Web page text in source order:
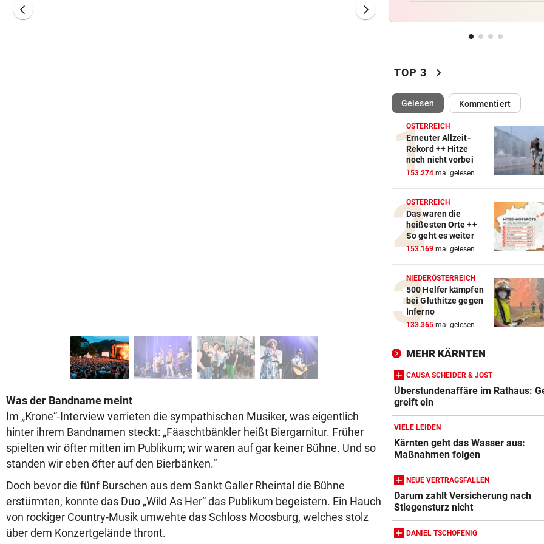
Was der Bandname meint
Im „Krone“-Interview verrieten die sympathischen Musiker, was eigentlich
hinter ihrem Bandnamen steckt: „Fäaschtbänkler heißt Biergarnitur. Früher
spielten wir öfter mitten im Publikum; wir waren auf gar keiner Bühne. Und so
standen wir eben öfter auf den Bierbänken.“
Doch bevor die fünf Burschen aus dem Sankt Galler Rheintal die Bühne
erstürmten, konnte das Duo „Wild As Her“ das Publikum begeistern. Ein Hauch
von rockiger Country-Musik umwehte das Schloss Moosburg, welches stolz
über dem Konzertgelände thront.
Real erhöht Angebot, aber
Vinicius löscht alles
500 STELLEN BETROFFEN vor
Linzer Tech-Firma hat
fast abgeschlossen
TOP 3 chevron_right
Gelesen(ausgewählt)Kommentiert
ÖSTERREICH
Erneuter Allzeit-
Rekord ++ Hitze
noch nicht vorbei
153.274 mal gelesen
ÖSTERREICH
Das waren die
heißesten Orte ++
So geht es weiter
153.169 mal gelesen
NIEDERÖSTERREICH
500 Helfer kämpfen
bei Gluthitze gegen
Inferno
133.365 mal gelesen
MEHR KÄRNTEN
CAUSA SCHEIDER & JOST
Überstundenaffäre im Rathaus:
greift ein
VIELE LEIDEN
Kärnten geht das Wasser aus:
Maßnahmen folgen
NEUE VERTRAGSFALLEN
Darum zahlt Versicherung nach
Stiegensturz nicht
DANIEL TSCHOFENIG